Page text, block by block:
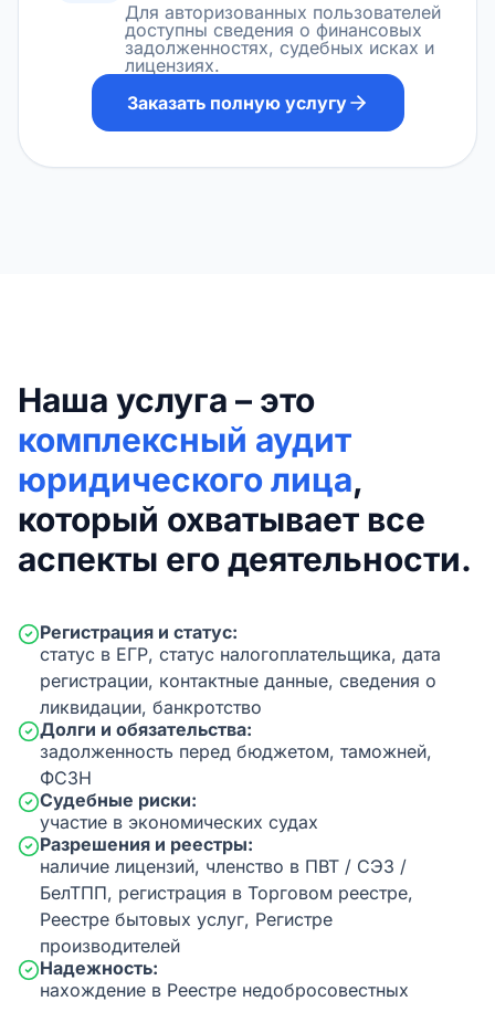
Для авторизованных пользователей
доступны сведения о финансовых
задолженностях, судебных исках и
лицензиях.
Заказать полную услугу
Наша услуга – это
комплексный аудит
юридического лица,
который охватывает все
аспекты его деятельности.
Регистрация и статус:
статус в ЕГР, статус налогоплательщика, дата
регистрации, контактные данные, сведения о
ликвидации, банкротство
Долги и обязательства:
задолженность перед бюджетом, таможней,
ФСЗН
Судебные риски:
участие в экономических судах
Разрешения и реестры:
наличие лицензий, членство в ПВТ / СЭЗ /
БелТПП, регистрация в Торговом реестре,
Реестре бытовых услуг, Регистре
производителей
Надежность:
нахождение в Реестре недобросовестных